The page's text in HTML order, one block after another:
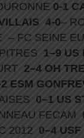
0-1
4-0–
– FC SEINE
1–9 US
2–4 OH
ESM
0–1 US
FECAM
2012 0–4